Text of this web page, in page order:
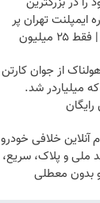
ایمپلنت تهران پر
میلیون
از جوان کارتن
میلیاردر شد.
آنلاین خلافی خودرو
ملی و پلاک، سریع،
بدون معطلی